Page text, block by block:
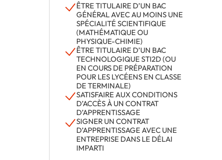
ÊTRE TITULAIRE D’UN BAC
GÉNÉRAL AVEC AU MOINS UNE
SPÉCIALITÉ SCIENTIFIQUE
(MATHÉMATIQUE OU
PHYSIQUE-CHIMIE)
ÊTRE TITULAIRE D’UN BAC
TECHNOLOGIQUE STI2D (OU
EN COURS DE PRÉPARATION
POUR LES LYCÉENS EN CLASSE
DE TERMINALE)
SATISFAIRE AUX CONDITIONS
D’ACCÈS À UN CONTRAT
D’APPRENTISSAGE
SIGNER UN CONTRAT
D’APPRENTISSAGE AVEC UNE
ENTREPRISE DANS LE DÉLAI
IMPARTI